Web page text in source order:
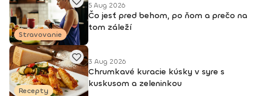
Stravovanie
5 Aug 2026
Čo jesť pred behom, po ňom a prečo na
tom záleží
Recepty
3 Aug 2026
Chrumkavé kuracie kúsky v syre s
kuskusom a zeleninkou